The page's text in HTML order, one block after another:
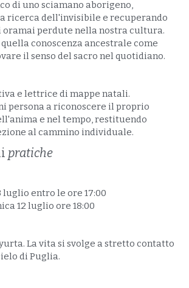
di uno sciamano aborigeno,
ricerca dell'invisibile e recuperando
oramai perdute nella nostra cultura.
conoscenza ancestrale come
il senso del sacro nel quotidiano.
e lettrice di mappe natali.
persona a riconoscere il proprio
e nel tempo, restituendo
al cammino individuale.
pratiche
entro le ore 17:00
12 luglio ore 18:00
La vita si svolge a stretto contatto
di Puglia.